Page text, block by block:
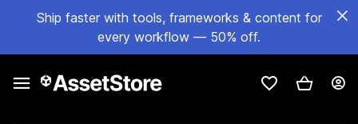
Ship faster with tools, frameworks & content for
every workflow — 50% off.